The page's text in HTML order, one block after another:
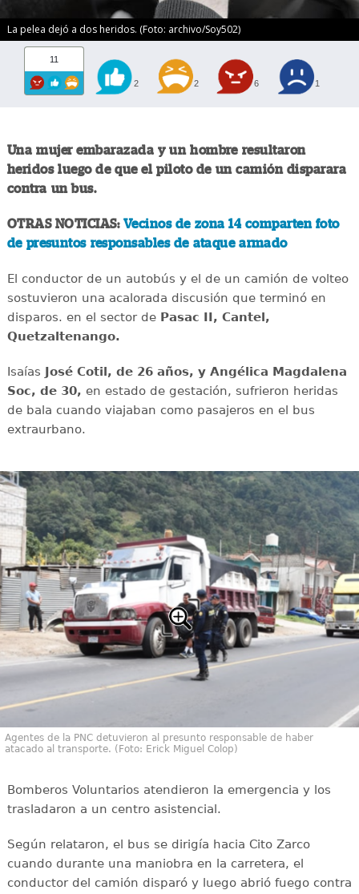
La pelea dejó a dos heridos. (Foto: archivo/Soy502)
11
2 2 6 1
Una mujer embarazada y un hombre resultaron
heridos luego de que el piloto de un camión disparara
contra un bus.
OTRAS NOTICIAS: Vecinos de zona 14 comparten foto
de presuntos responsables de ataque armado
El conductor de un autobús y el de un camión de volteo
sostuvieron una acalorada discusión que terminó en
disparos. en el sector de Pasac II, Cantel,
Quetzaltenango.
Isaías José Cotil, de 26 años, y Angélica Magdalena
Soc, de 30, en estado de gestación, sufrieron heridas
de bala cuando viajaban como pasajeros en el bus
extraurbano.
Agentes de la PNC detuvieron al presunto responsable de haber
atacado al transporte. (Foto: Erick Miguel Colop)
Bomberos Voluntarios atendieron la emergencia y los
trasladaron a un centro asistencial.
Según relataron, el bus se dirigía hacia Cito Zarco
cuando durante una maniobra en la carretera, el
conductor del camión disparó y luego abrió fuego contra